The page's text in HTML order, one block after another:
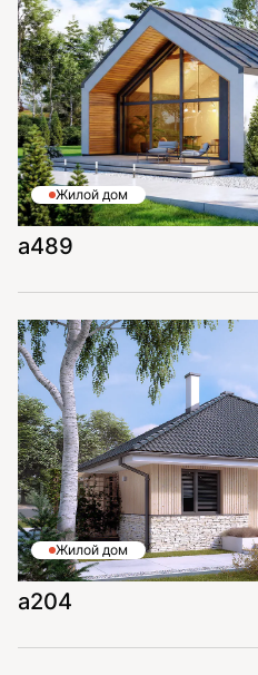
Жилой дом
а489
Жилой дом
a204